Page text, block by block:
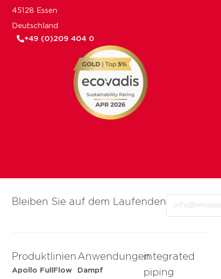
Bleiben Sie auf dem Laufenden
Produktlinien
Apollo FullFlow
Anwendungen
Dampf
integrated
piping
45128 Essen
Deutschland
+49 (0)209 404 0